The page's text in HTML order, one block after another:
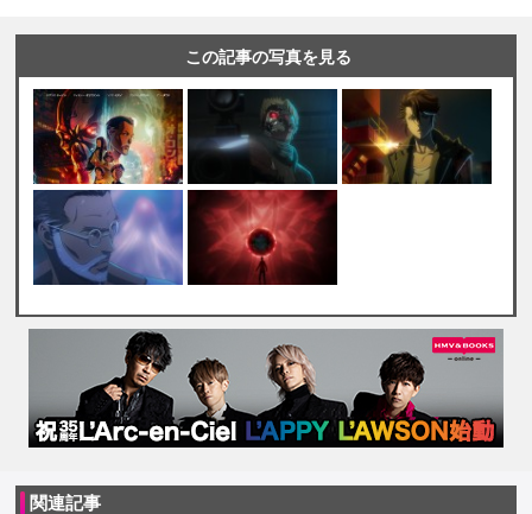
この記事の写真を見る
関連記事